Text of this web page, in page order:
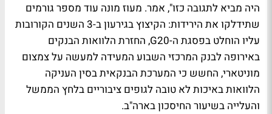
היה מביא לתגובה כזו", אמר. מעוז מונה עוד מספר גורמים
שתידלקו את הירידות: הקיצוץ בגירעון ב-3 השנים הקורובות
עליו הוחלט בפסגת ה-G20,
החזרת הלוואות הבנקים
באירופה לבנק המרכזי השבוע המעידה למעשה על צמצום
מוניטארי, החשש כי המערכת הבנקאית בסין העניקה
הלוואות באיכות לא טובה לגופים ציבוריים בלחץ הממשל
והעלייה בשיעור החיסכון בארה"ב.